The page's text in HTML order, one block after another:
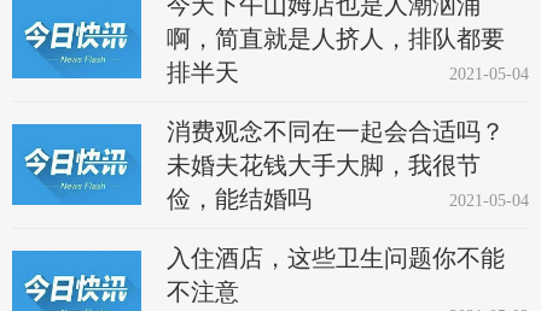
啊，简直就是人挤人，排队都要
排半天
2021-05-04
消费观念不同在一起会合适吗？
未婚夫花钱大手大脚，我很节
俭，能结婚吗
2021-05-04
入住酒店，这些卫生问题你不能
不注意